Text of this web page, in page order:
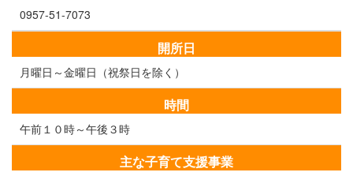
0957-51-7073
開所日
月曜日～金曜日（祝祭日を除く）
時間
午前１０時～午後３時
主な子育て支援事業